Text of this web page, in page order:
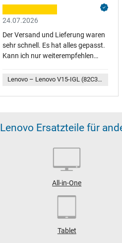
24.07.2026
Der Versand und Lieferung waren
sehr schnell. Es hat alles gepasst.
Kann ich nur weiterempfehlen…
Lenovo – Lenovo V15-IGL (82C382NN) Original Netzteil 45,0 Watt EU Wallplug abgerundete Bauform
Lenovo Ersatzteile für
All-in-One
Tablet